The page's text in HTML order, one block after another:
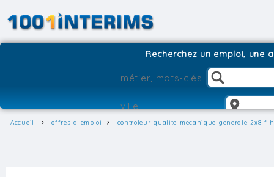
Recherchez un emploi, une
Accueil offres-d-emploi controleur-qualite-mecanique-generale-2x8-f-